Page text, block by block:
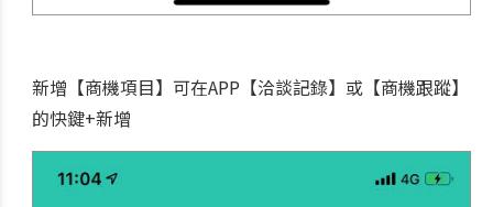
新增【商機項目】可在APP【洽談記錄】或【商機跟蹤】
的快鍵+新增